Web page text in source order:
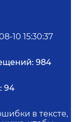
10 15:30:37
984
94
в тексте,